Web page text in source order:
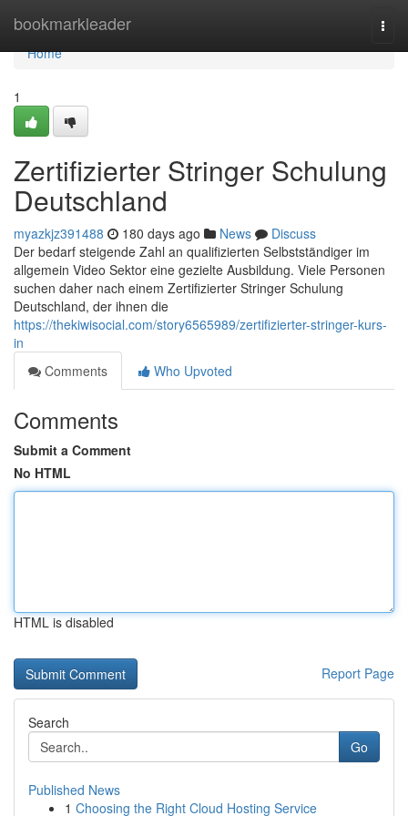
bookmarkleader
Home
Home
1
Zertifizierter Stringer Schulung
Deutschland
myazkjz391488 180 days ago News
Discuss
Der bedarf steigende Zahl an qualifizierten Selbstständiger im
allgemein Video Sektor eine gezielte Ausbildung. Viele Personen
suchen daher nach einem Zertifizierter Stringer Schulung
Deutschland, der ihnen die
https://thekiwisocial.com/story6565989/zertifizierter-stringer-kurs-
in
Comments
Who Upvoted
Comments
Submit a Comment
No HTML
HTML is disabled
Report Page
Search
Go
Published News
1 Choosing the Right Cloud Hosting Service